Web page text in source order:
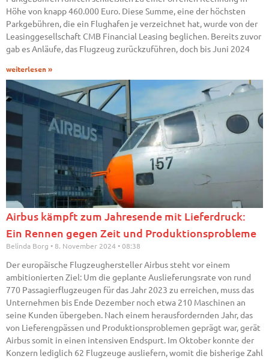
Höhe von knapp 460.000 Euro. Diese Summe, eine der höchsten
Parkgebühren, die ein Flughafen je verzeichnet hat, wurde von der
Leasinggesellschaft CMB Financial Leasing beglichen. Bereits zuvor
gab es Anläufe, das Flugzeug zurückzuführen, doch bis Juni 2024
weiterlesen »
Airbus kämpft zum Jahresende mit Lieferdruck:
Ein Rennen gegen Zeit und Produktionsprobleme
Belinda Borg 8. November 2024 08:38
Der europäische Flugzeughersteller Airbus steht vor einem
ambitionierten Ziel: Um die geplante Auslieferungsrate von rund
770 Passagierflugzeugen für das Jahr 2023 zu erreichen, muss das
Unternehmen bis Ende Dezember noch etwa 210 Maschinen an
seine Kunden übergeben. Nach einem herausfordernden Jahr, das
von Lieferengpässen und Produktionsproblemen geprägt war, gerät
Airbus somit in einen intensiven Endspurt. Im Oktober konnte der
Konzern lediglich 62 Flugzeuge ausliefern, womit die bisherige Zahl